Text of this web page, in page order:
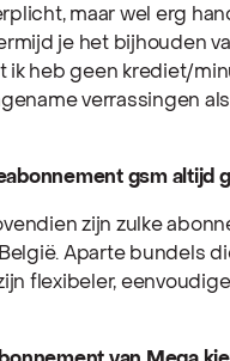
maar wel erg
je het bijhouden
ik heb geen krediet/
verrassingen
gsm altijd
zijn zulke
Aparte bundels
flexibeler,